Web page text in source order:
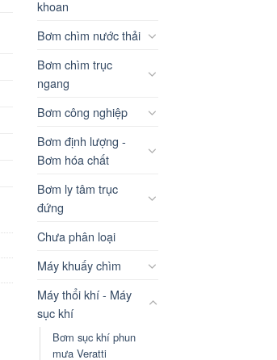
khoan
Bơm chìm nước thải
Bơm chìm trục
ngang
Bơm công nghiệp
Bơm định lượng -
Bơm hóa chất
Bơm ly tâm trục
đứng
Chưa phân loại
Máy khuấy chìm
Máy thổi khí - Máy
sục khí
Bơm sục khí phun
mưa Veratti